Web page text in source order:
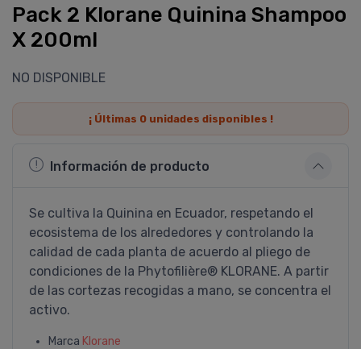
Pack 2 Klorane Quinina Shampoo
X 200ml
NO DISPONIBLE
¡ Últimas 0unidades disponibles !
Información de producto
Se cultiva la Quinina en Ecuador, respetando el
ecosistema de los alrededores y controlando la
calidad de cada planta de acuerdo al pliego de
condiciones de la Phytofilière® KLORANE. A partir
de las cortezas recogidas a mano, se concentra el
activo.
Marca Klorane